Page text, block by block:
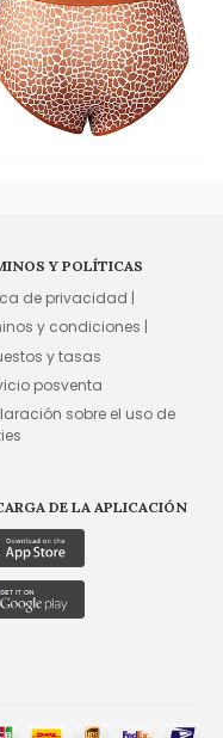
Y POLÍTICAS
de privacidad |
y condiciones |
y tasas
posventa
sobre el uso de
DE LA APLICACIÓN